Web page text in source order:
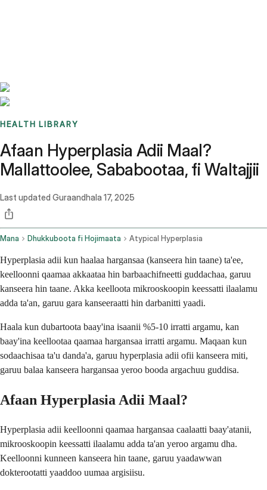
HEALTH LIBRARY
Afaan Hyperplasia Adii Maal?
Mallattoolee, Sababootaa, fi Waltajjii
Last updated Guraandhala 17, 2025
Mana Dhukkuboota fi Hojimaata Atypical Hyperplasia
Hyperplasia adii kun haalaa hargansaa (kanseera hin taane) ta'ee,
keelloonni qaamaa akkaataa hin barbaachifneetti guddachaa, garuu
kanseera hin taane. Akka keelloota mikrooskoopin keessatti ilaalamu
adda ta'an, garuu gara kanseeraatti hin darbanitti yaadi.
Haala kun dubartoota baay'ina isaanii %5-10 irratti argamu, kan
baay'ina keellootaa qaamaa hargansaa irratti argamu. Maqaan kun
sodaachisaa ta'u danda'a, garuu hyperplasia adii ofii kanseera miti,
garuu balaa kanseera hargansaa yeroo booda argachuu guddisa.
Afaan Hyperplasia Adii Maal?
Hyperplasia adii keelloonni qaamaa hargansaa caalaatti baay'atanii,
mikrooskoopin keessatti ilaalamu adda ta'an yeroo argamu dha.
Keelloonni kunneen kanseera hin taane, garuu yaadawwan
dokterootatti yaaddoo uumaa argisiisu.